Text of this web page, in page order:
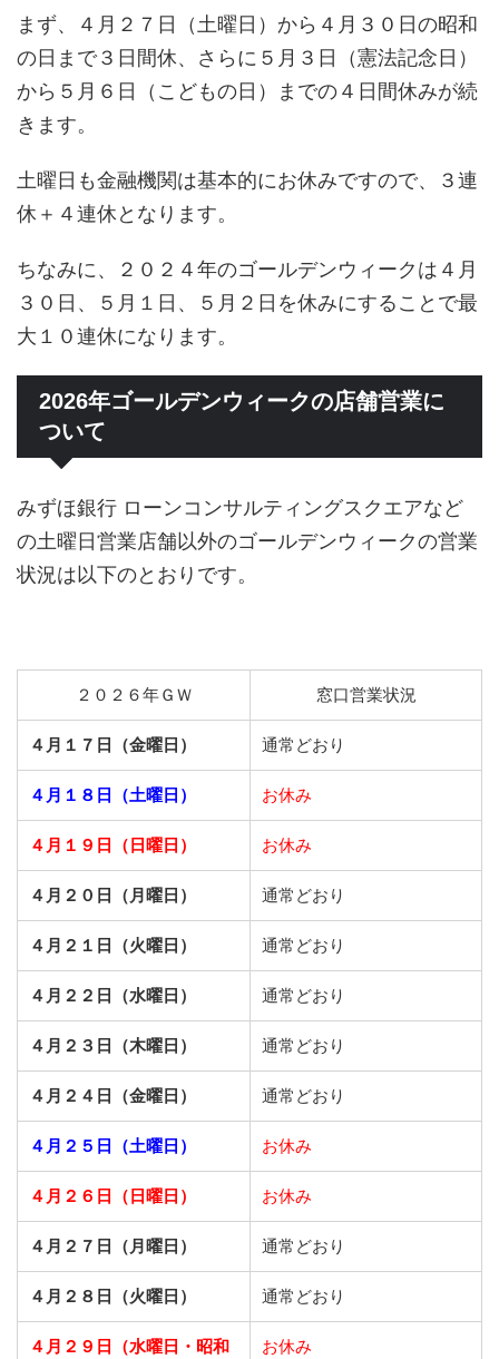
まず、４月２７日（土曜日）から４月３０日の昭和
の日まで３日間休、さらに５月３日（憲法記念日）
から５月６日（こどもの日）までの４日間休みが続
きます。
土曜日も金融機関は基本的にお休みですので、３連
休＋４連休となります。
ちなみに、２０２４年のゴールデンウィークは４月
３０日、５月１日、５月２日を休みにすることで最
大１０連休になります。
2026年ゴールデンウィークの店舗営業に
ついて
みずほ銀行 ローンコンサルティングスクエアなど
の土曜日営業店舗以外のゴールデンウィークの営業
状況は以下のとおりです。
２０２６年ＧＷ 窓口営業状況
４月１７日（金曜日） 通常どおり
４月１８日（土曜日） お休み
４月１９日（日曜日） お休み
４月２０日（月曜日） 通常どおり
４月２１日（火曜日） 通常どおり
４月２２日（水曜日） 通常どおり
４月２３日（木曜日） 通常どおり
４月２４日（金曜日） 通常どおり
４月２５日（土曜日） お休み
４月２６日（日曜日） お休み
４月２７日（月曜日） 通常どおり
４月２８日（火曜日） 通常どおり
４月２９日（水曜日・昭和
お休み